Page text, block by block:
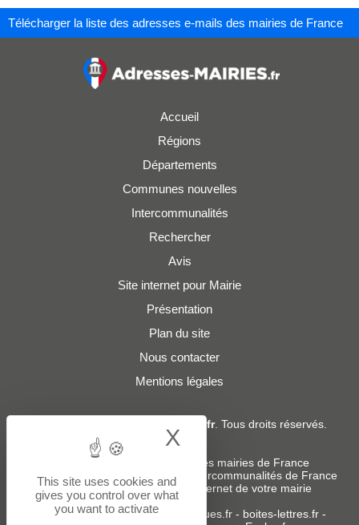
Télécharger la liste des adresses e-mails des mairies de France
Accueil
Régions
Départements
Communes nouvelles
Intercommunalités
Rechercher
Avis
Site internet pour Mairie
Présentation
Plan du site
Nous contacter
Mentions légales
Adresses-Mairies.fr. Tous droits réservés.
Services :
Liste des adresses e-mails des mairies de France
Liste des adresses e-mails des intercommunalités de France
-Création ou refonte du site internet de votre mairie
Sites partenaires:donneespubliques.fr- boites-lettres.fr-
This site uses cookies and
gives you control over what
you want to activate
X